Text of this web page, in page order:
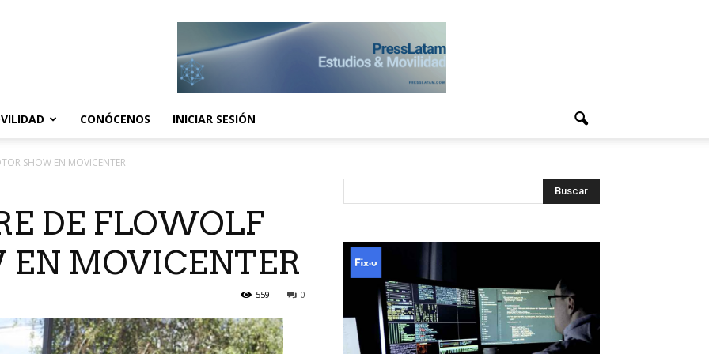
CONÓCENOS INICIAR SESIÓN
SHOW EN MOVICENTER
DE FLOWOLF
MOVICENTER
0
559